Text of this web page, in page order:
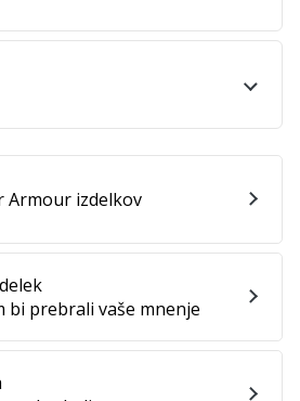
bi prebrali vaše mnenje
Armour izdelkov